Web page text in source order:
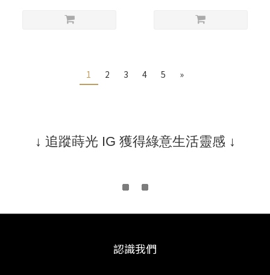
1 2 3 4 5 »
↓ 追蹤蒔光 IG 獲得綠意生活靈感 ↓
認識我們